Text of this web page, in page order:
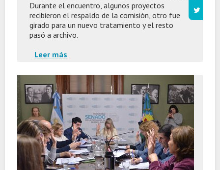
Durante el encuentro, algunos proyectos
recibieron el respaldo de la comisión, otro fue
girado para un nuevo tratamiento y el resto
pasó a archivo.
Leer más